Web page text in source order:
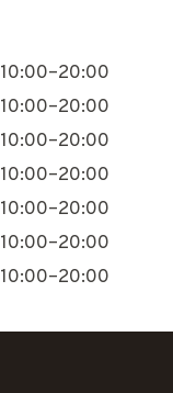
10:00–20:00
10:00–20:00
10:00–20:00
10:00–20:00
10:00–20:00
10:00–20:00
10:00–20:00